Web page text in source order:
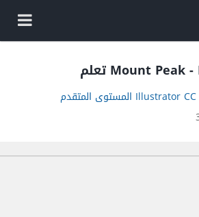
Illustrator CC المستوى المتقدم